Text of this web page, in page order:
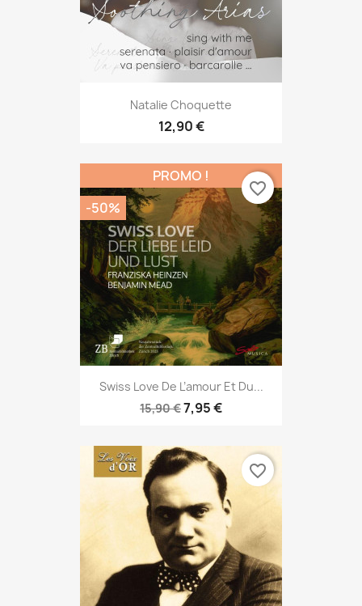
Natalie Choquette
12,90 €
Swiss Love De L’amour Et Du...
15,90 €7,95 €
PROMO !
-50%
favorite_border
favorite_border